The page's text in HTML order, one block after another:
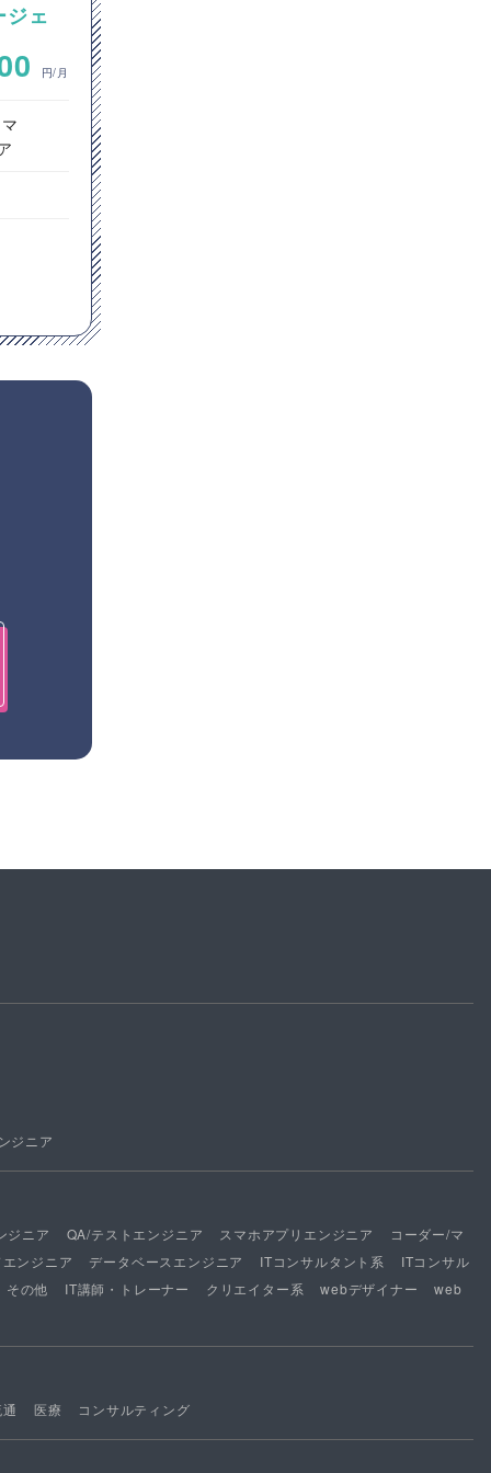
ェ
円/月
ジニア
ジニア QA/テストエンジニア スマホアプリエンジニア
コーダー/マ
ンジニア データベースエンジニア ITコンサルタント系
ITコンサル
その他 IT講師・トレーナー クリエイター系 webデザイナー
web
医療 コンサルティング